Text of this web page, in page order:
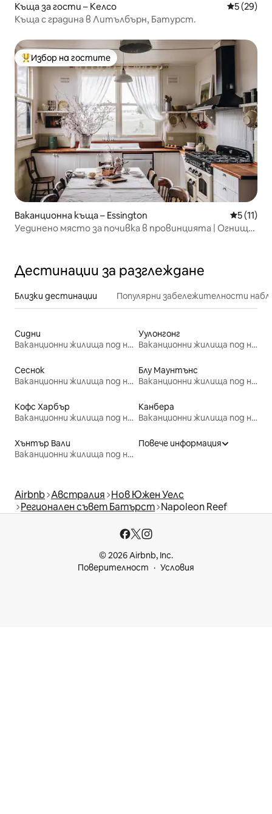
Къща за гости – Келсо Средна
5 (29)
Къща с градина в Литълбърн, Батурст.
Най-популярен избор на гостите
Избор на гостите
Ваканционна къща – Essington Средна
5 (11)
Уединено място за почивка в провинцията | Огнище
Дестинации за разглеждане
Близки дестинации Популярни забележителности
Сидни
Ваканционни жилища под наем
Уулонгонг
Ваканционни жилища под наем
Сеснок
Ваканционни жилища под наем
Блу Маунтънс
Ваканционни жилища под наем
Кофс Харбър
Ваканционни жилища под наем
Канбера
Ваканционни жилища под наем
Хънтър Вали
Ваканционни жилища под наем
Повече информация
Airbnb Австралия Нов Южен Уелс
Регионален съвет Батърст Napoleon Reef
© 2026 Airbnb, Inc.
Поверителност
Условия